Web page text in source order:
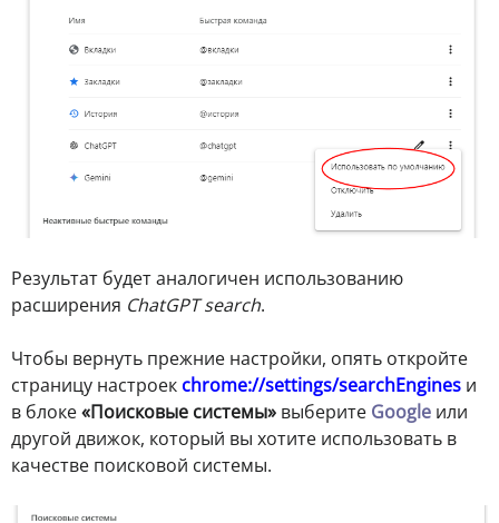
Результат будет аналогичен использованию
расширения ChatGPT search.
Чтобы вернуть прежние настройки, опять откройте
страницу настроек chrome://settings/searchEngines и
в блоке«Поисковые системы» выберите Google или
другой движок, который вы хотите использовать в
качестве поисковой системы.